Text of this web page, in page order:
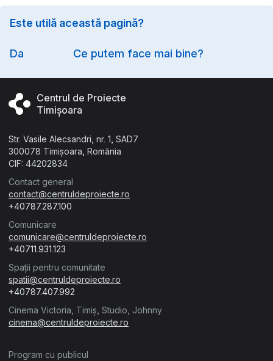
Este utilă această pagină?
Da Ce putem face mai bine?
Centrul de Proiecte
Timișoara
Str. Vasile Alecsandri, nr. 1, SAD7
300078 Timișoara, România
CIF: 44202834
Contact general
contact@centruldeproiecte.ro
+40787.287.100
Comunicare
comunicare@centruldeproiecte.ro
+40711.931.123
Spații pentru comunitate
spatii@centruldeproiecte.ro
+40787.407.992
Cinema Victoria, Timiș, Studio, Johnny
cinema@centruldeproiecte.ro
Program cu publicul